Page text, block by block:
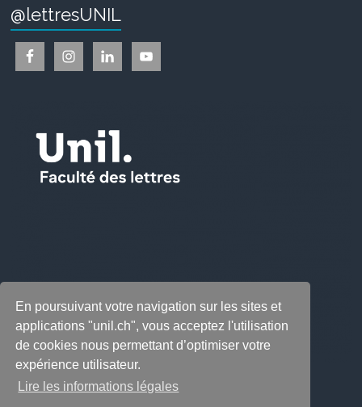
En poursuivant votre navigation sur les sites et
applications "unil.ch", vous acceptez l'utilisation
de cookies nous permettant d’optimiser votre
expérience utilisateur.
Lire les informations légales
@lettresUNIL